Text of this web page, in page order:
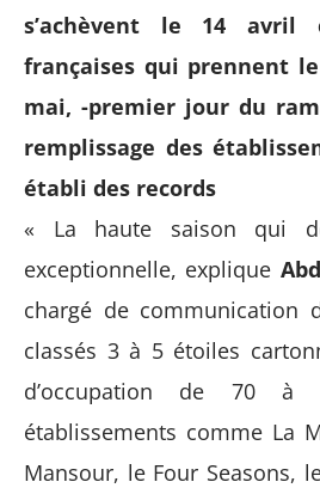
s’achèvent le 14 avril
françaises qui prennent
mai, -premier jour du
remplissage des
établi des records
« La haute saison qui
exceptionnelle, explique
chargé de communication
classés 3 à 5 étoiles
d’occupation de 70 à
établissements comme La
Mansour, le Four Seasons,